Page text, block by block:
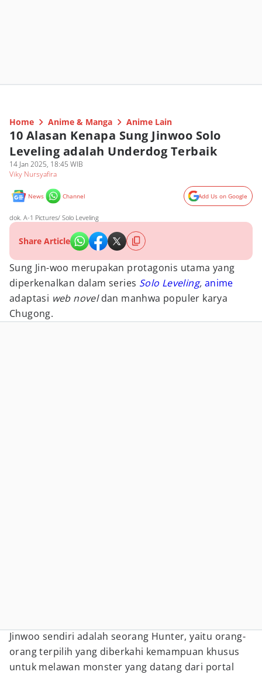
Home Anime & Manga Anime Lain
10 Alasan Kenapa Sung Jinwoo Solo
Leveling adalah Underdog Terbaik
14 Jan 2025, 18:45 WIB
Viky Nursyafira
News Channel Add Us on Google
dok. A-1 Pictures/ Solo Leveling
Share Article
Sung Jin-woo merupakan protagonis utama yang
diperkenalkan dalam series Solo Leveling, anime
adaptasi web noveldan manhwa populer karya
Chugong.
Jinwoo sendiri adalah seorang Hunter, yaitu orang-
orang terpilih yang diberkahi kemampuan khusus
untuk melawan monster yang datang dari portal